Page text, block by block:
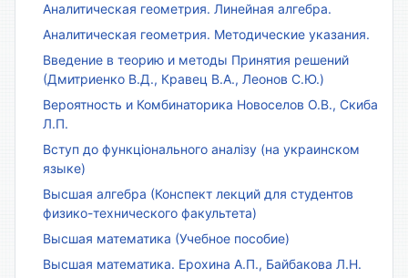
Аналитическая геометрия. Линейная алгебра.
Аналитическая геометрия. Методические указания.
Введение в теорию и методы Принятия решений
(Дмитриенко В.Д., Кравец В.А., Леонов С.Ю.)
Вероятность и Комбинаторика Новоселов О.В., Скиба
Л.П.
Вступ до функціонального аналізу (на украинском
языке)
Высшая алгебра (Конспект лекций для студентов
физико-технического факультета)
Высшая математика (Учебное пособие)
Высшая математика. Ерохина А.П., Байбакова Л.Н.